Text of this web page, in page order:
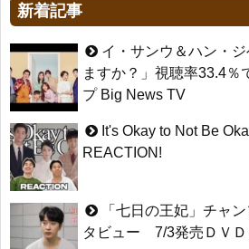
新着記事
イ・サンウ＆ハン・
ますか？」視聴率33.4％
プ Big News TV
It's Okay to Not Be
REACTION!
「七日の王妃」チャ
タビュー 7/3発売ＤＶＤ